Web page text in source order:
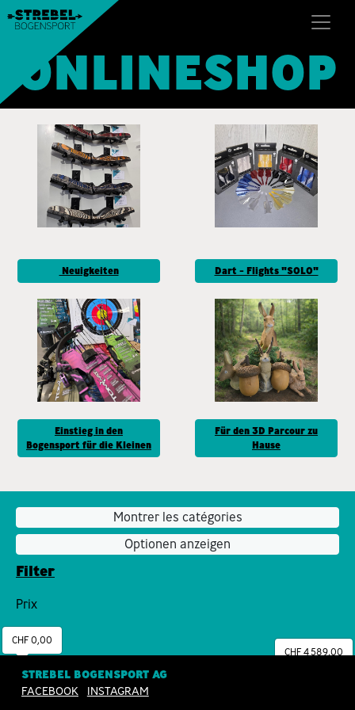
ONLINESHOP
Neuigkeiten Dart - Flights "SOLO"
Einstieg in den
Bogensport für die Kleinen
Für den 3D Parcour zu
Hause
Montrer les catégories
Optionen anzeigen
Filter
Prix
CHF 4 589,00
CHF 0,00
STREBEL BOGENSPORT AG
FACEBOOK
INSTAGRAM